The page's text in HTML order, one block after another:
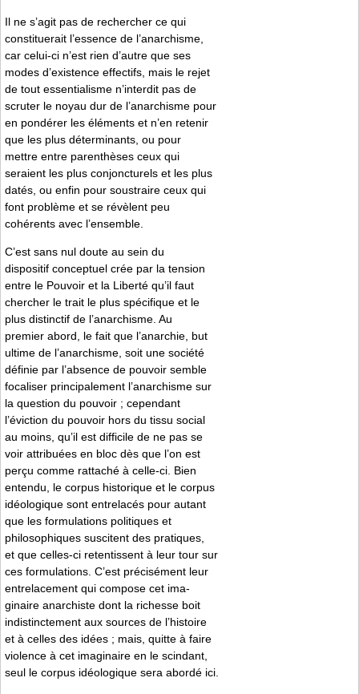
Il ne s’agit pas de rechercher ce qui
constituerait l’essence de l’anarchisme,
car celui-ci n’est rien d’autre que ses
modes d’existence effectifs, mais le rejet
de tout essentialisme n’interdit pas de
scruter le noyau dur de l’anarchisme pour
en pondérer les éléments et n’en retenir
que les plus déterminants, ou pour
mettre entre parenthèses ceux qui
seraient les plus conjoncturels et les plus
datés, ou enfin pour soustraire ceux qui
font problème et se révèlent peu
cohérents avec l’ensemble.
C’est sans nul doute au sein du
dispositif conceptuel crée par la tension
entre le Pouvoir et la Liberté qu’il faut
chercher le trait le plus spécifique et le
plus distinctif de l’anarchisme. Au
premier abord, le fait que l’anarchie, but
ultime de l’anarchisme, soit une société
définie par l’absence de pouvoir semble
focaliser principalement l’anarchisme sur
la question du pouvoir ; cependant
l’éviction du pouvoir hors du tissu social
au moins, qu’il est difficile de ne pas se
voir attribuées en bloc dès que l’on est
perçu comme rattaché à celle-ci. Bien
entendu, le corpus historique et le corpus
idéologique sont entrelacés pour autant
que les formulations politiques et
philosophiques suscitent des pratiques,
et que celles-ci retentissent à leur tour sur
ces formulations. C’est précisément leur
entrelacement qui compose cet ima-
ginaire anarchiste dont la richesse boit
indistinctement aux sources de l’histoire
et à celles des idées ; mais, quitte à faire
violence à cet imaginaire en le scindant,
seul le corpus idéologique sera abordé ici.